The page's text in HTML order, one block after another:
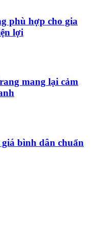
phù hợp cho gia
lợi
mang lại cảm
bình dân chuẩn